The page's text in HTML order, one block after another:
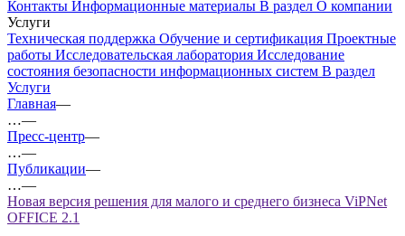
Контакты Информационные материалы В раздел О компании
Услуги
Техническая поддержка Обучение и сертификация Проектные
работы Исследовательская лаборатория Исследование
состояния безопасности информационных систем В раздел
Услуги
Главная—
…—
Пресс-центр—
…—
Публикации—
…—
Новая версия решения для малого и среднего бизнеса ViPNet
OFFICE 2.1